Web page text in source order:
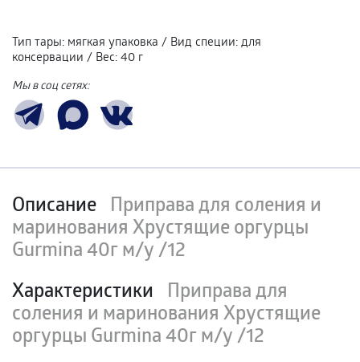
Тип тары: мягкая упаковка / Вид специи: для
консервации / Вес: 40 г
Мы в соц сетях:
Описание Приправа для соления и
маринования Хрустящие оргурцы
Gurmina 40г м/у /12
Характеристики
Приправа для
соления и маринования Хрустящие
оргурцы Gurmina 40г м/у /12